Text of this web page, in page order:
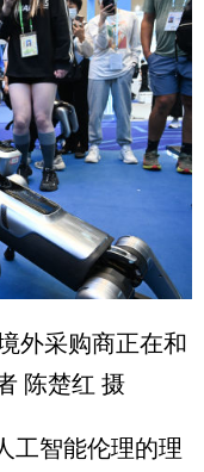
外采购商正在和
陈楚红 摄
智能伦理的理